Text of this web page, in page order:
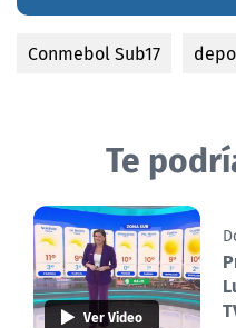
Conmebol Sub17
Te
Ver Video